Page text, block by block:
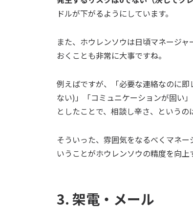
ドルが下がるようにしています。
また、ホウレンソウは日頃マネージャ
おくことも非常に大事ですね。
例えばですが、「必要な連絡なのに
ない)」「コミュニケーションが固い
としたことで、相談し辛さ、というの
そういった、雰囲気をなるべくマネ
いうことがホウレンソウの精度を向上
3. 架電・メール